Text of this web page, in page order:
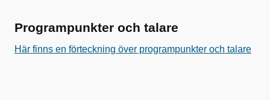
Programpunkter och talare
Här finns en förteckning över programpunkter och talare